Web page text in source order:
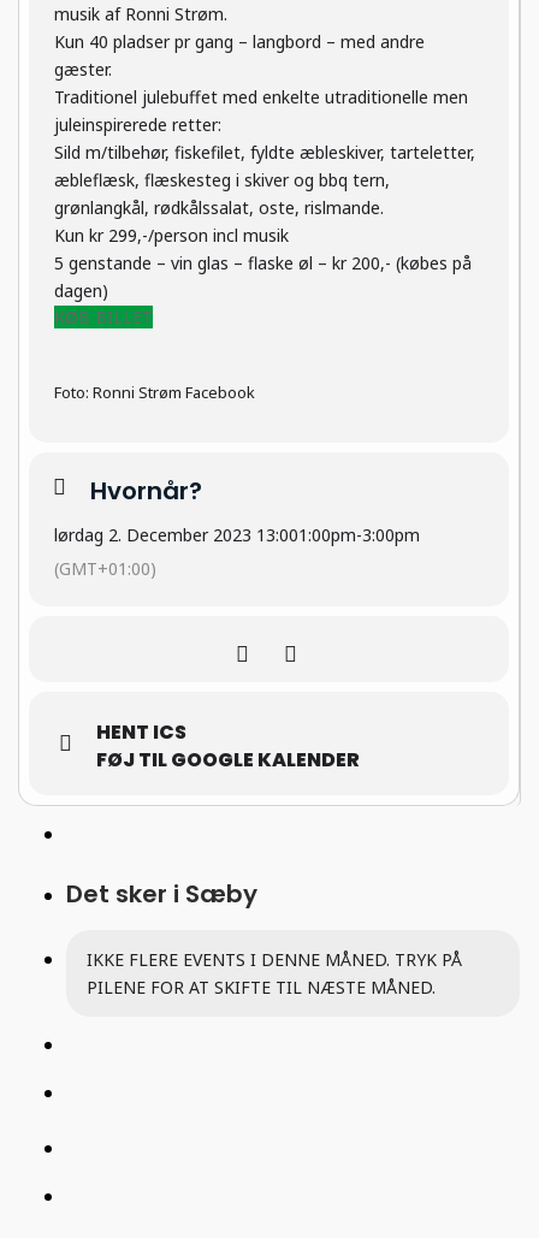
musik af Ronni Strøm.
Kun 40 pladser pr gang – langbord – med andre
gæster.
Traditionel julebuffet med enkelte utraditionelle men
juleinspirerede retter:
Sild m/tilbehør, fiskefilet, fyldte æbleskiver, tarteletter,
æbleflæsk, flæskesteg i skiver og bbq tern,
grønlangkål, rødkålssalat, oste, rislmande.
Kun kr 299,-/person incl musik
5 genstande – vin glas – flaske øl – kr 200,- (købes på
dagen)
KØB BILLET
Foto: Ronni Strøm Facebook
Hvornår?
lørdag 2. December 2023 13:001:00pm-3:00pm
(GMT+01:00)
HENT ICS
FØJ TIL GOOGLE KALENDER
Det sker i Sæby
IKKE FLERE EVENTS I DENNE MÅNED. TRYK PÅ
PILENE FOR AT SKIFTE TIL NÆSTE MÅNED.